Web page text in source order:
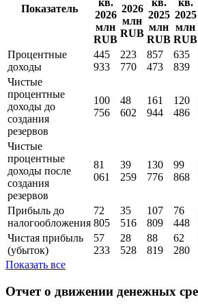
Отчет о прибылях и убытках
Показатель
II
кв.
2026
млн
2026
млн
IV
кв.
2025
млн
III
кв.
2025
млн
Процентные
доходы
445
933
223
770
857
473
635
839
Чистые
процентные
доходы до
создания
резервов
756
602
944
486
Чистые
процентные
доходы поcле
создания
резервов
81
061
39
259
130
776
99
868
Прибыль до
налогообложения
72
35
107
76
Чистая прибыль
(убыток)
233
528
819
280